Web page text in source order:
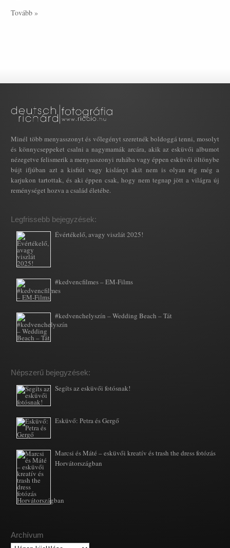
Tovább »
Minél több menyasszonyt és vőlegényt szeretnék boldoggá tenni, mosolyt
és könnycseppeket csalni a nagymamák arcára, akik az esküvői albumot
nézegetve felismerik a menyasszonyi ruhába vagy éppen esküvői öltönybe
bújt ifjúban azt a kisfiút vagy kislányt akit nem is olyan rég még a
karjukon tartottak, és aki éppen csak, hogy nem tegnap jött a világra új
reménységet hozva a család életébe.
Legfrissebb bejegyzések:
Évértékelő, avagy viszlát 2025!
#kedvencfilmes – EM-Films
#kedvenchelyszín – Wedding Beach – Tát
Népszerű bejegyzések:
Segíts az esküvői fotósnak!
Esküvő: Petra és Gergő
Marcsi és Máté – esküvői kreatív és trash the dress fotózás
Horvátországban
Archívum